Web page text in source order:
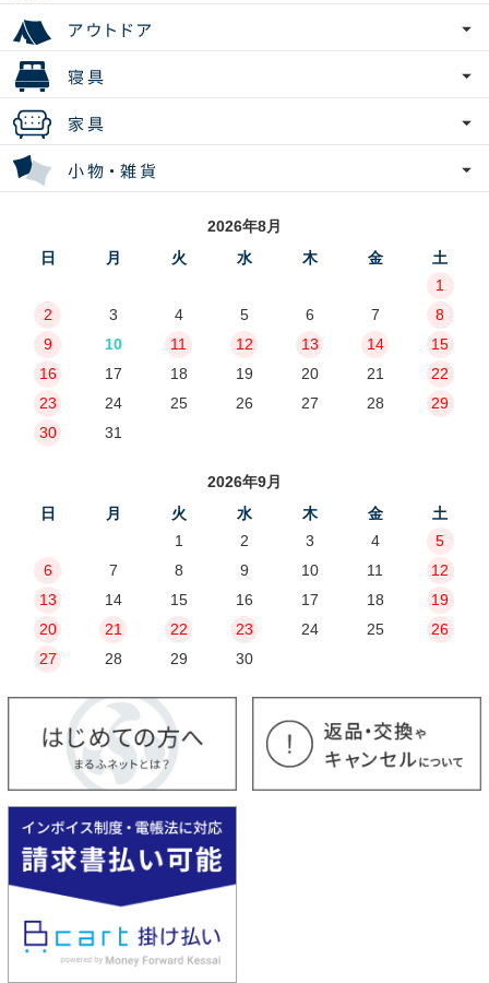
2026年8月
日
月 火 水 木 金
土
1
2
3 4 5 6 7
8
9
10 11 12 13 14
15
16
17 18 19 20 21
22
23
24 25 26 27 28
29
30
31
2026年9月
日
月 火 水 木 金
土
1
2 3 4
5
6
7 8 9 10 11
12
13
14 15 16 17 18
19
20
21 22 23 24 25
26
27
28 29 30